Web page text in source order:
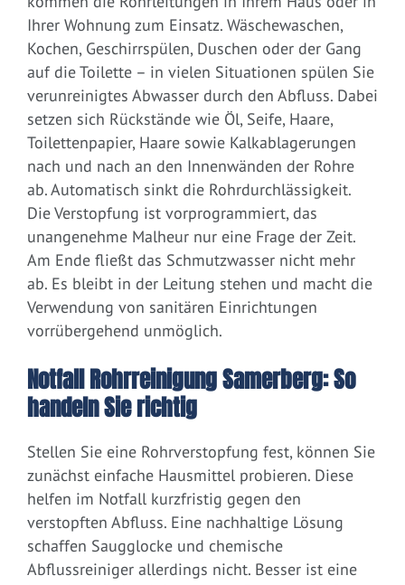
Ihrer Wohnung zum Einsatz. Wäschewaschen,
Kochen, Geschirrspülen, Duschen oder der Gang
auf die Toilette – in vielen Situationen spülen Sie
verunreinigtes Abwasser durch den Abfluss. Dabei
setzen sich Rückstände wie Öl, Seife, Haare,
Toilettenpapier, Haare sowie Kalkablagerungen
nach und nach an den Innenwänden der Rohre
ab. Automatisch sinkt die Rohrdurchlässigkeit.
Die Verstopfung ist vorprogrammiert, das
unangenehme Malheur nur eine Frage der Zeit.
Am Ende fließt das Schmutzwasser nicht mehr
ab. Es bleibt in der Leitung stehen und macht die
Verwendung von sanitären Einrichtungen
vorrübergehend unmöglich.
Notfall Rohrreinigung Samerberg: So
handeln Sie richtig
Stellen Sie eine Rohrverstopfung fest, können Sie
zunächst einfache Hausmittel probieren. Diese
helfen im Notfall kurzfristig gegen den
verstopften Abfluss. Eine nachhaltige Lösung
schaffen Saugglocke und chemische
Abflussreiniger allerdings nicht. Besser ist eine